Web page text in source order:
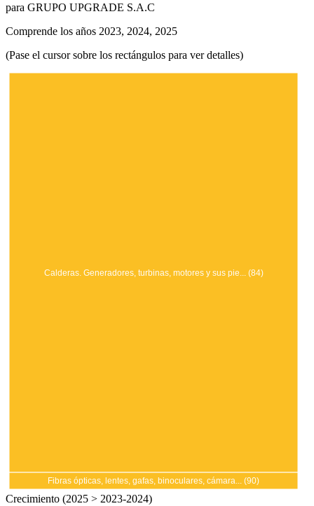
para GRUPO UPGRADE S.A.C
Comprende los años 2023, 2024, 2025
(Pase el cursor sobre los rectángulos para ver detalles)
Calderas. Generadores, turbinas, motores y sus pie... (84)
Fibras ópticas, lentes, gafas, binoculares, cámara... (90)
Crecimiento (2025 > 2023-2024)